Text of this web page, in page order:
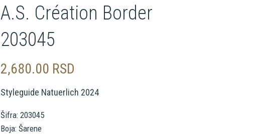
A.S. Création Border
203045
2,680.00 RSD
Styleguide Natuerlich 2024
Šifra: 203045
Boja: Šarene